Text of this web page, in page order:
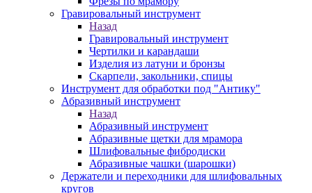
Гравировальный инструмент
Назад
Гравировальный инструмент
Чертилки и карандаши
Изделия из латуни и бронзы
Скарпели, закольники, спицы
Инструмент для обработки под "Антику"
Абразивный инструмент
Назад
Абразивный инструмент
Абразивные щетки для мрамора
Шлифовальные фибродиски
Абразивные чашки (шарошки)
Держатели и переходники для шлифовальных
кругов